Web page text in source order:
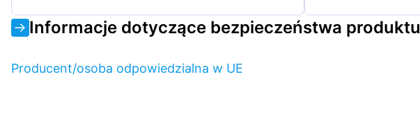
Informacje dotyczące bezpieczeństwa produktu
Producent/osoba odpowiedzialna w UE